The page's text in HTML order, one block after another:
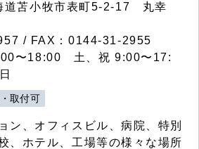
苫小牧市表町5-2-17 丸幸
/ FAX：0144-31-2955
〜18:00 土、祝 9:00〜17:
取付可
ン、オフィスビル、病院、特別
、ホテル、工場等の様々な場所